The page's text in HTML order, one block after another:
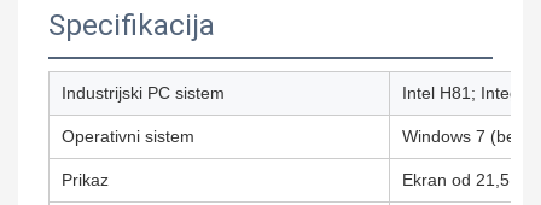
Specifikacija
Industrijski PC sistem Intel H81;
Operativni sistem Windows 7 (bez
Prikaz Ekran od 21,5